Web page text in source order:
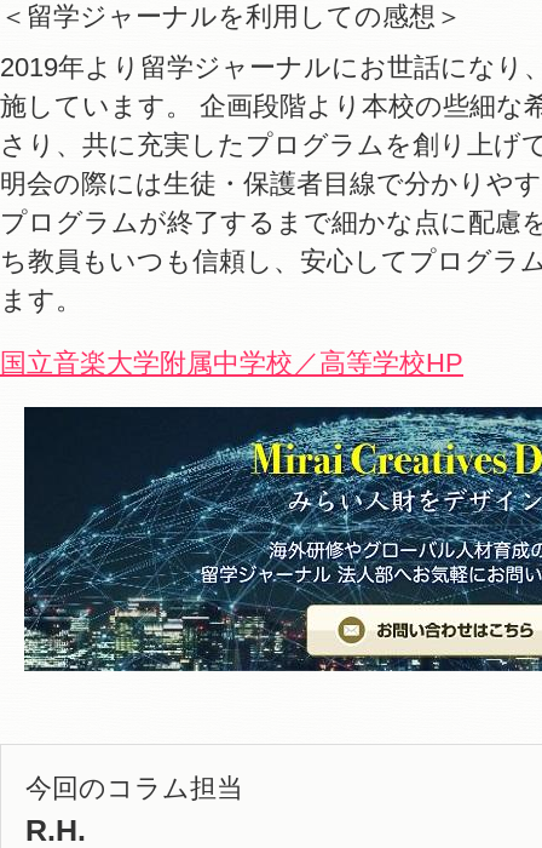
＜留学ジャーナルを利用しての感想＞
2019年より留学ジャーナルにお世話になり
施しています。 企画段階より本校の些細な
さり、共に充実したプログラムを創り上げ
明会の際には生徒・保護者目線で分かりや
プログラムが終了するまで細かな点に配慮
ち教員もいつも信頼し、安心してプログラ
ます。
国立音楽大学附属中学校／高等学校HP
今回のコラム担当
R.H.